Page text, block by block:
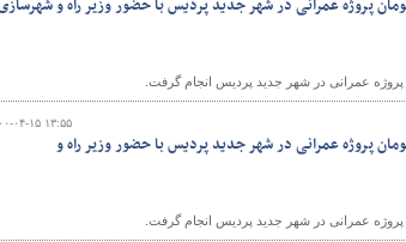
و کلنگ‌زنی ۲۲۰۰ میلیارد تومان پروژه عمرانی در شهر جدید پردیس با حضور وزیر راه و
۱۴۰۰-۰۴-۱۵
و کلنگ‌زنی ۲۲۰۰ میلیارد تومان پروژه عمرانی در شهر جدید پردیس با حضور وزیر راه و